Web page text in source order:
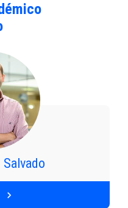
keyboard_arrow_right